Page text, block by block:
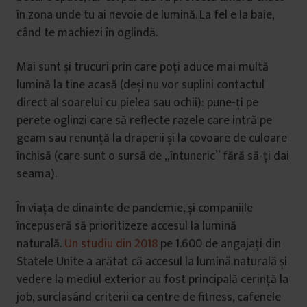
în zona unde tu ai nevoie de lumină. La fel e la baie,
când te machiezi în oglindă.
Mai sunt și trucuri prin care poți aduce mai multă
lumină la tine acasă (deși nu vor suplini contactul
direct al soarelui cu pielea sau ochii): pune-ți pe
perete oglinzi care să reflecte razele care intră pe
geam sau renunță la draperii și la covoare de culoare
închisă (care sunt o sursă de „întuneric” fără să-ți dai
seama).
În viața de dinainte de pandemie, și companiile
începuseră să prioritizeze accesul la lumină
naturală.Un studiu din 2018pe 1.600 de angajați din
Statele Unite a arătat că accesul la lumină naturală și
vedere la mediul exterior au fost principală cerință la
job, surclasând criterii ca centre de fitness, cafenele